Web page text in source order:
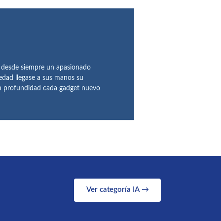
siempre un apasionado
llegase a sus manos su
profundidad cada gadget nuevo
Ver categoría IA →